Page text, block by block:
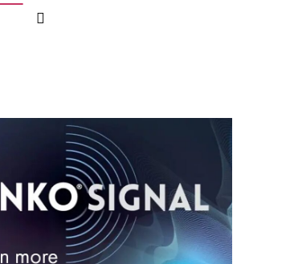
ドロップダウン